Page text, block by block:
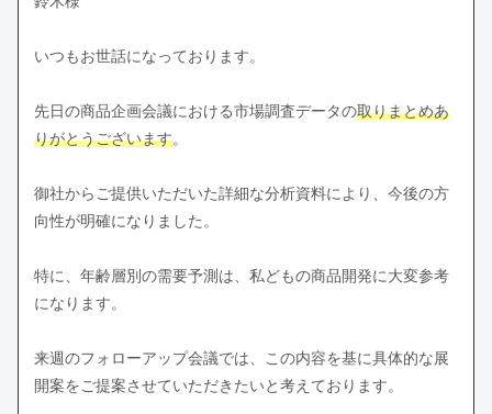
いつもお世話になっております。
先日の商品企画会議における市場調査データの取りまとめあ
りがとうございます。
御社からご提供いただいた詳細な分析資料により、今後の方
向性が明確になりました。
特に、年齢層別の需要予測は、私どもの商品開発に大変参考
になります。
来週のフォローアップ会議では、この内容を基に具体的な展
開案をご提案させていただきたいと考えております。